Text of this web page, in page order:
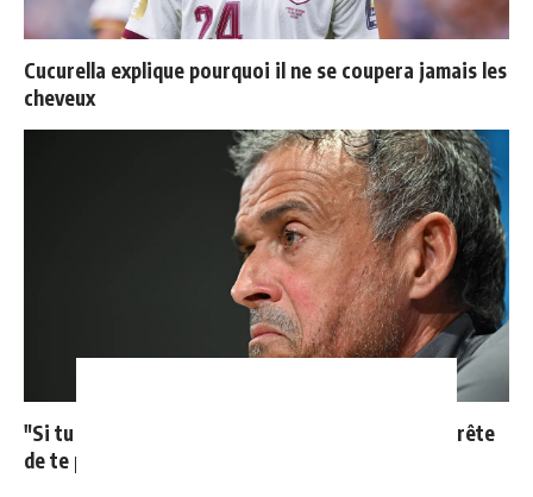
Cucurella explique pourquoi il ne se coupera jamais les
cheveux
"Si tu mets le maillot du Real Madrid un jour, j'arrête
de te parler"